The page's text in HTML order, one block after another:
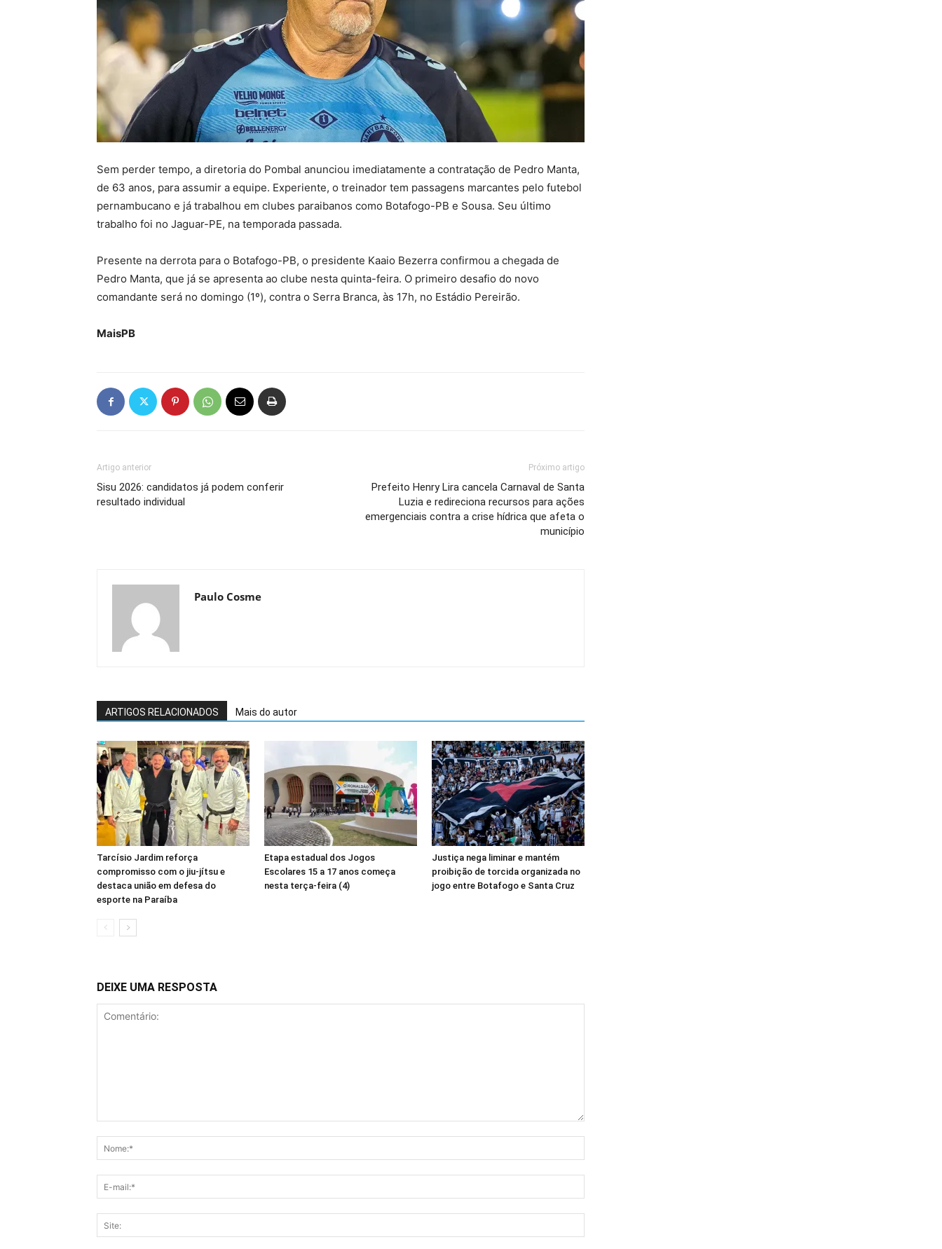
Sem perder tempo, a diretoria do Pombal anunciou imediatamente a contratação de Pedro Manta,
de 63 anos, para assumir a equipe. Experiente, o treinador tem passagens marcantes pelo futebol
pernambucano e já trabalhou em clubes paraibanos como Botafogo-PB e Sousa. Seu último
trabalho foi no Jaguar-PE, na temporada passada.
Presente na derrota para o Botafogo-PB, o presidente Kaaio Bezerra confirmou a chegada de
Pedro Manta, que já se apresenta ao clube nesta quinta-feira. O primeiro desafio do novo
comandante será no domingo (1º), contra o Serra Branca, às 17h, no Estádio Pereirão.
MaisPB
Artigo anterior
Sisu 2026: candidatos já podem conferir
resultado individual
Próximo artigo
Prefeito Henry Lira cancela Carnaval de Santa
Luzia e redireciona recursos para ações
emergenciais contra a crise hídrica que afeta o
município
Paulo Cosme
ARTIGOS RELACIONADOS Mais do autor
Tarcísio Jardim reforça
compromisso com o jiu-jítsu e
destaca união em defesa do
esporte na Paraíba
Etapa estadual dos Jogos
Escolares 15 a 17 anos começa
nesta terça-feira (4)
Justiça nega liminar e mantém
proibição de torcida organizada no
jogo entre Botafogo e Santa Cruz
DEIXE UMA RESPOSTA